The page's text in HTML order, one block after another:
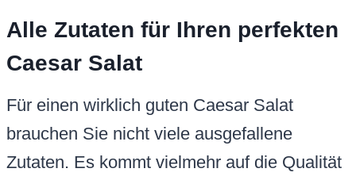
Alle Zutaten für Ihren perfekten
Caesar Salat
Für einen wirklich guten Caesar Salat
brauchen Sie nicht viele ausgefallene
Zutaten. Es kommt vielmehr auf die Qualität